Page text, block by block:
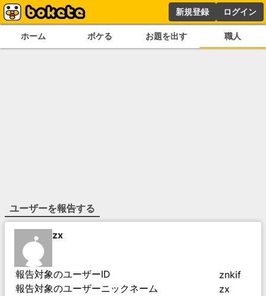
新規登録 ログイン
ホーム ボケる お題を出す 職人
ユーザーを報告する
zx
報告対象のユーザーID
znkif
報告対象のユーザーニックネーム
zx